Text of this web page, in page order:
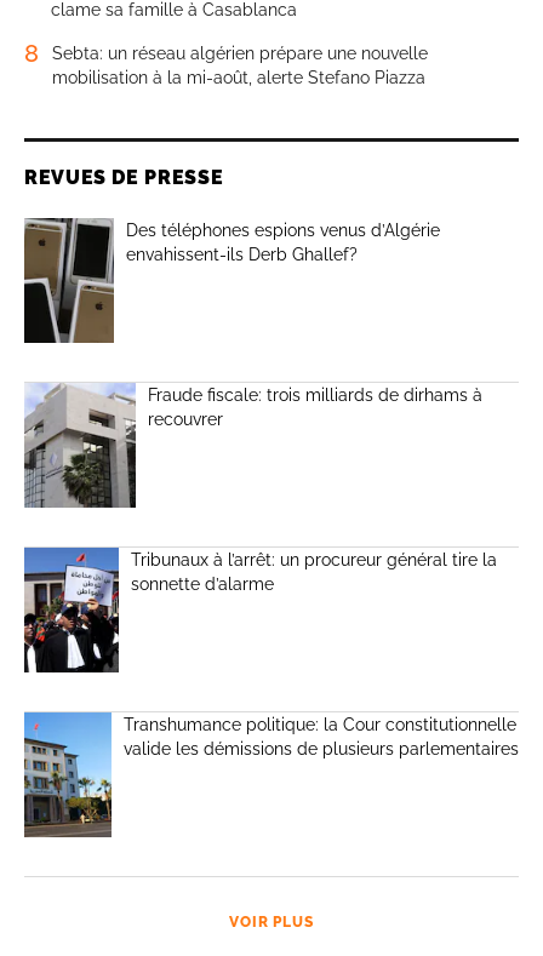
clame sa famille à Casablanca
8
Sebta: un réseau algérien prépare une nouvelle
mobilisation à la mi-août, alerte Stefano Piazza
REVUES DE PRESSE
Des téléphones espions venus d’Algérie
envahissent-ils Derb Ghallef?
Fraude fiscale: trois milliards de dirhams à
recouvrer
Tribunaux à l’arrêt: un procureur général tire la
sonnette d’alarme
Transhumance politique: la Cour constitutionnelle
valide les démissions de plusieurs parlementaires
VOIR PLUS